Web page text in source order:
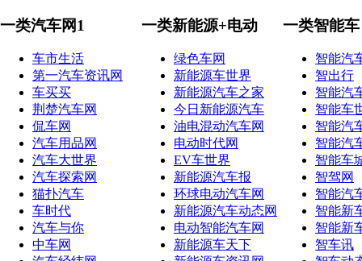
一类汽车网1
车市生活
第一汽车资讯网
车买买
荆楚汽车网
侃车网
汽车用品网
汽车大世界
汽车探索网
猫扑汽车
车时代
汽车与你
中车网
一类新能源+电动
绿色车网
新能源车世界
新能源汽车之家
今日新能源汽车
油电混动汽车网
电动时代网
EV车世界
新能源汽车报
环球电动汽车网
新能源汽车动态网
电动智能汽车网
新能源车天下
一类智能车
智能汽
智出行
智能汽
智能车
智能汽
智能汽
智能车
智驾网
智能汽
智能新
智能新
智车讯